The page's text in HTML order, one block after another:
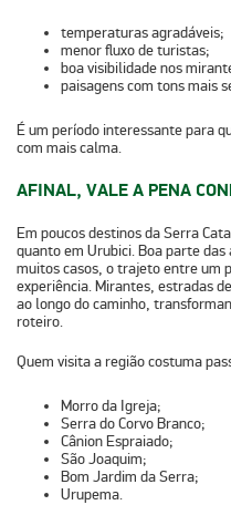
temperaturas agradáveis;
menor fluxo de turistas;
boa visibilidade nos
paisagens com tons mais
É um período interessante para
com mais calma.
AFINAL, VALE A PENA
Em poucos destinos da Serra
quanto em Urubici.Boa parte das
muitos casos, o trajeto entre um
experiência. Mirantes, estradas
ao longo do caminho,
roteiro.
Quem visita a região costuma
Morro da Igreja;
Serra do Corvo Branco;
Cânion Espraiado;
São Joaquim;
Bom Jardim da Serra;
Urupema.